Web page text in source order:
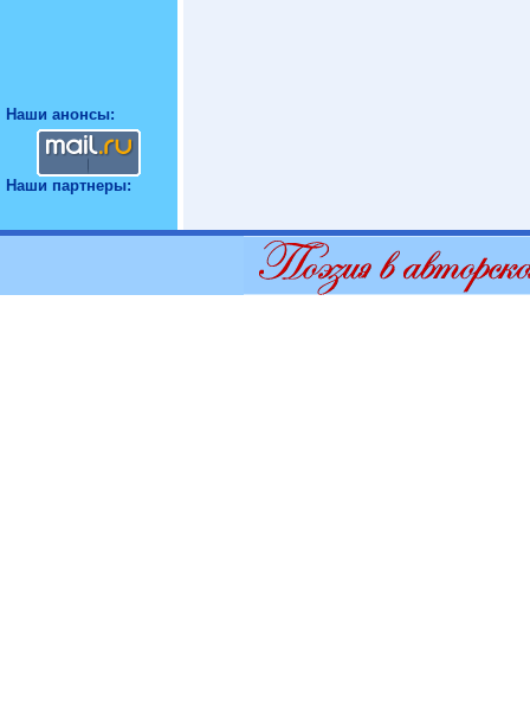
Наши анонсы:
Наши партнеры: